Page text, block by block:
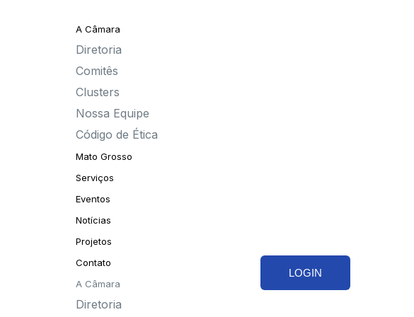
A Câmara
Diretoria
Comitês
Clusters
Nossa Equipe
Código de Ética
Mato Grosso
Serviços
Eventos
Notícias
Projetos
Contato
A Câmara
Diretoria
LOGIN